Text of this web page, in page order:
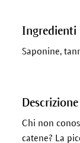
Ingredienti
Saponine,
Descrizione
Chi non
catene? La